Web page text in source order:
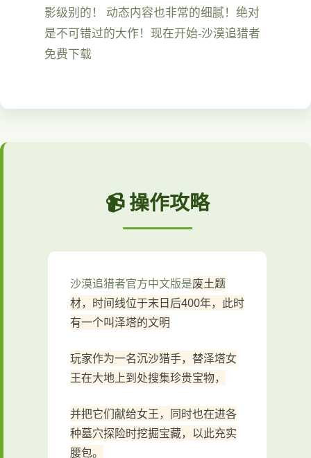
影级别的！ 动态内容也非常的细腻！绝对
是不可错过的大作！现在开始-沙漠追猎者
免费下载
📹 操作攻略
沙漠追猎者官方中文版是废土题
材，时间线位于末日后400年，此时
有一个叫泽塔的文明
玩家作为一名沉沙猎手，替泽塔女
王在大地上到处搜集珍贵宝物，
并把它们献给女王，同时也在进各
种墓穴探险时挖掘宝藏，以此充实
腰包。